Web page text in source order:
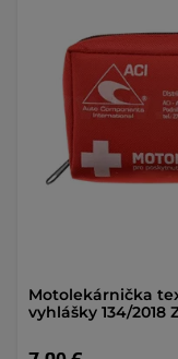
Motolekárnička
vyhlášky 134/2018